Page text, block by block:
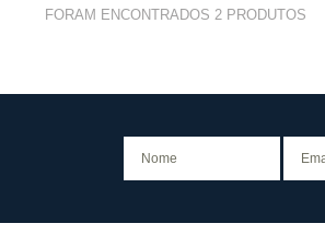
FORAM ENCONTRADOS 2PRODUTOS